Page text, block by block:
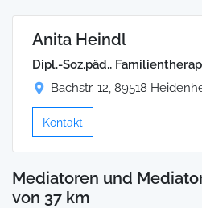
Anita Heindl
Dipl.-Soz.päd.,
Bachstr. 12, 89518
Kontakt
Mediatoren und
von 37 km